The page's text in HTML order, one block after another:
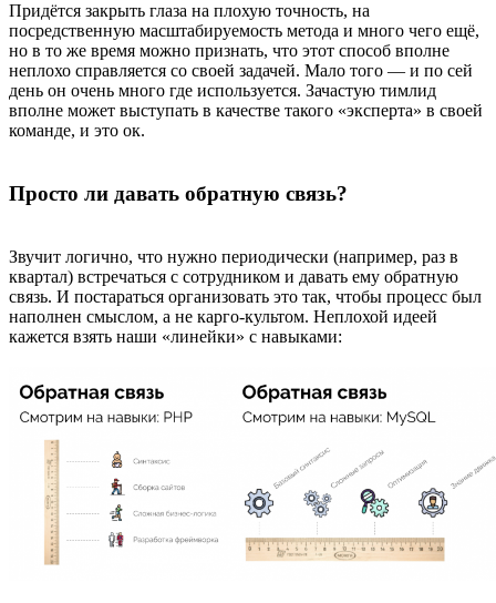
Придётся закрыть глаза на плохую точность, на
посредственную масштабируемость метода и много чего ещё,
но в то же время можно признать, что этот способ вполне
неплохо справляется со своей задачей. Мало того — и по сей
день он очень много где используется. Зачастую тимлид
вполне может выступать в качестве такого «эксперта» в своей
команде, и это ок.
Просто ли давать обратную связь?
Звучит логично, что нужно периодически (например, раз в
квартал) встречаться с сотрудником и давать ему обратную
связь. И постараться организовать это так, чтобы процесс был
наполнен смыслом, а не карго-культом. Неплохой идеей
кажется взять наши «линейки» с навыками: